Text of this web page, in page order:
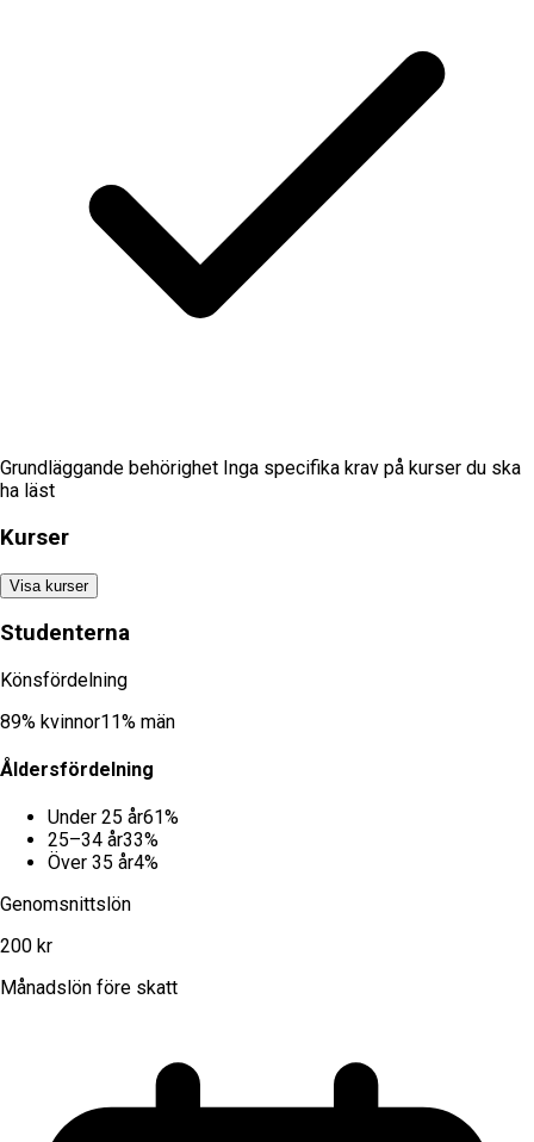
Grundläggande behörighet Inga specifika krav på kurser du ska
ha läst
Kurser
Visa kurser
Studenterna
Könsfördelning
89% kvinnor11% män
Åldersfördelning
Under 25 år61%
25–34 år33%
Över 35 år4%
Genomsnittslön
200 kr
Månadslön före skatt